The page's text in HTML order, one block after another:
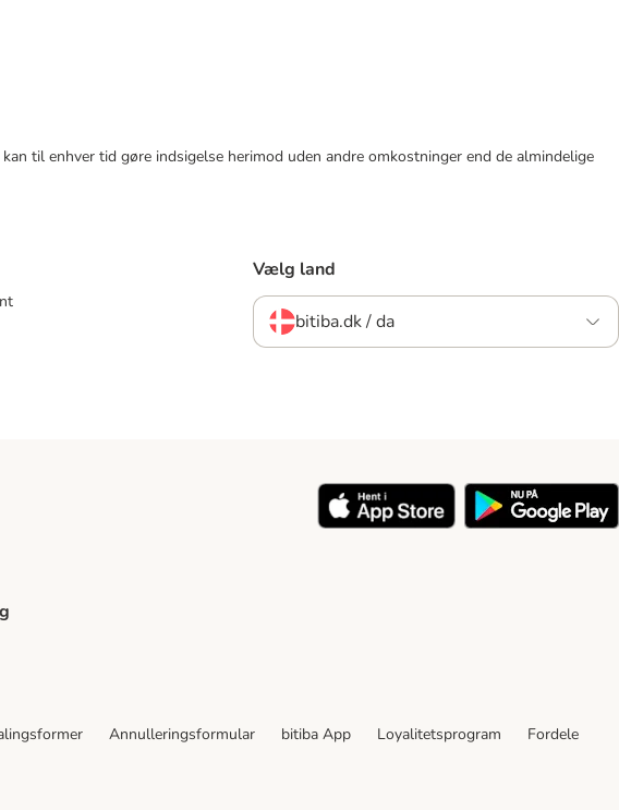
til enhver tid gøre indsigelse herimod uden andre omkostninger end de almindelige
Vælg land
bitiba.dk / da
Annulleringsformular bitiba App Loyalitetsprogram
Fordele